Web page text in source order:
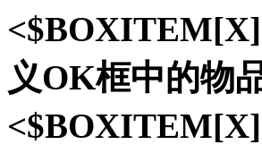
义OK框中的物